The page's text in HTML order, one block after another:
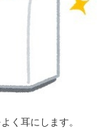
く耳にします。